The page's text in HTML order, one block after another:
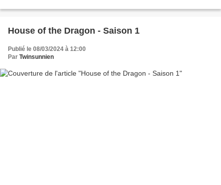
House of the Dragon - Saison 1
Publié le 08/03/2024 à 12:00
Par Twinsunnien